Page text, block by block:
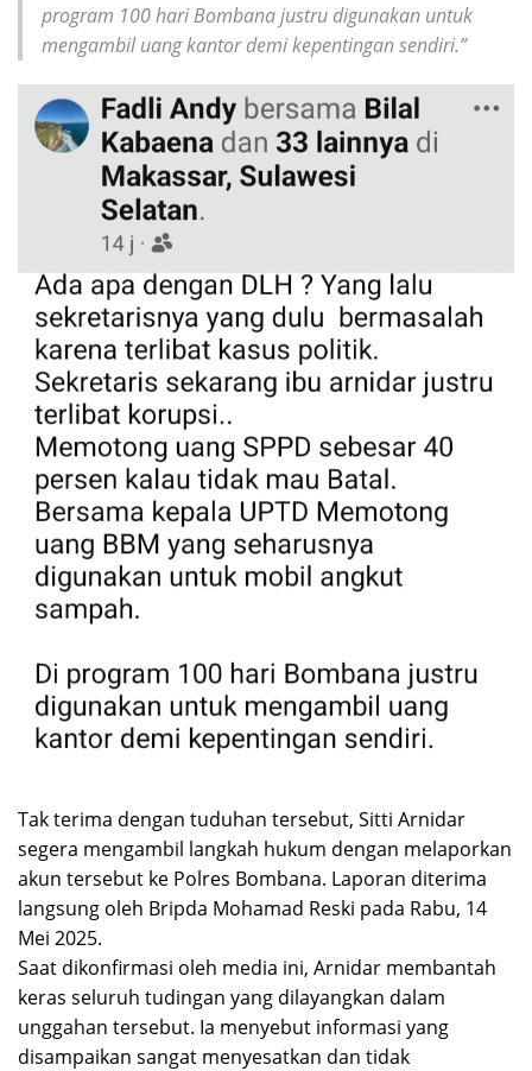
program 100 hari Bombana justru digunakan untuk
mengambil uang kantor demi kepentingan sendiri.”
Tak terima dengan tuduhan tersebut, Sitti Arnidar
segera mengambil langkah hukum dengan melaporkan
akun tersebut ke Polres Bombana. Laporan diterima
langsung oleh Bripda Mohamad Reski pada Rabu, 14
Mei 2025.
Saat dikonfirmasi oleh media ini, Arnidar membantah
keras seluruh tudingan yang dilayangkan dalam
unggahan tersebut. Ia menyebut informasi yang
disampaikan sangat menyesatkan dan tidak